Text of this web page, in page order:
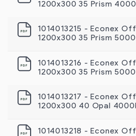
1200х300 35 Prism
1014013215 - Econex
1200х300 35 Prism
1014013216 - Econex
1200х300 35 Prism
1014013217 - Econex
1200x300 40 Opal
1014013218 - Econex